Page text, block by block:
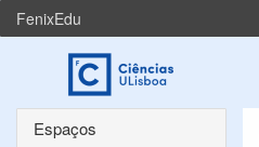
FenixEdu
Espaços